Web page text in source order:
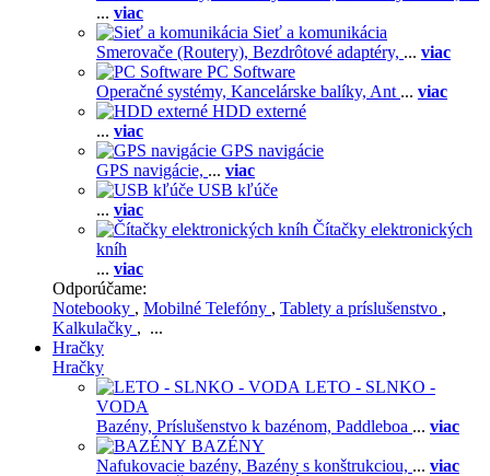
... viac
Sieť a komunikácia
Smerovače (Routery), Bezdrôtové adaptéry, ... viac
PC Software
Operačné systémy, Kancelárske balíky, Ant ... viac
HDD externé
... viac
GPS navigácie
GPS navigácie, ... viac
USB kľúče
... viac
Čítačky elektronických
kníh
... viac
Odporúčame:
Notebooky , Mobilné Telefóny , Tablety a príslušenstvo ,
Kalkulačky , ...
Hračky
Hračky
LETO - SLNKO -
VODA
Bazény, Príslušenstvo k bazénom, Paddleboa ... viac
BAZÉNY
Nafukovacie bazény, Bazény s konštrukciou, ... viac